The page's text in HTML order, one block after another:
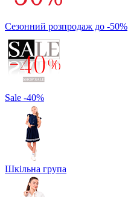
Сезонний розпродаж до -50%
Sale -40%
Шкільна група